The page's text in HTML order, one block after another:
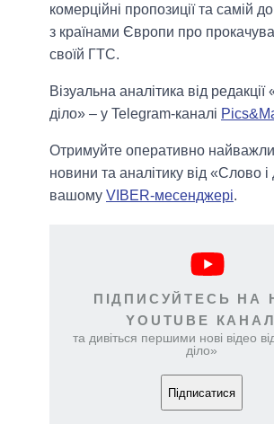
комерційні пропозиції та самій
з країнами Європи про
своїй ГТС.
Візуальна аналітика від редакції
діло» – у Telegram-каналі
Отримуйте оперативно
новини та аналітику від «Слово і
вашому VIBER-месенджері.
ПІДПИСУЙТЕСЬ НА
YOUTUBE КАНАЛ
та дивіться першими нові відео
діло»
Підписатися